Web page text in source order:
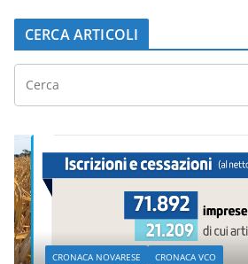
CERCA ARTICOLI
CRONACA NOVARESE CRONACA VCO